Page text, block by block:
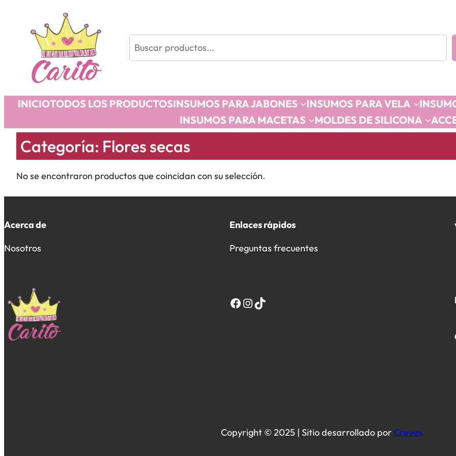
INICIOTODOS LOS PRODUCTOSINSUMOS PARA JABONES INSUMOS PARA VELA
INSUMOS PARA MACETAS
MOLDES DE SILICONA
Categoría: Flores secas
No se encontraron productos que coincidan con su selección.
Acerca de
Nosotros
Enlaces rápidos
Preguntas frecuentes
Facebook InstagramTikTok
Copyright © 2025 | Sitio desarrollado por Crevex